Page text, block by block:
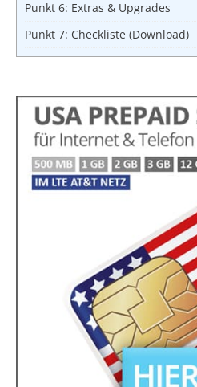
Punkt 6: Extras & Upgrades
Punkt 7: Checkliste (Download)